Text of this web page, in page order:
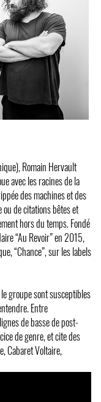
Romain Hervault
avec les racines de la
des machines et des
de citations bêtes et
hors du temps. Fondé
“Au Revoir” en 2015,
“Chance”, sur les labels
groupe sont susceptibles
Entre
de basse de post-
de genre, et cite des
Cabaret Voltaire,